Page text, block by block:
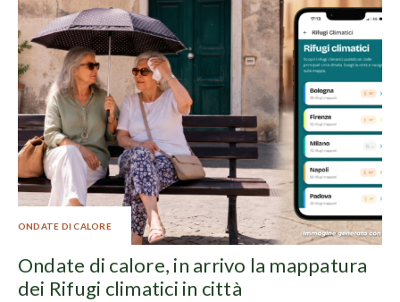
ONDATE DI CALORE
Ondate di calore, in arrivo la mappatura
dei Rifugi climatici in città